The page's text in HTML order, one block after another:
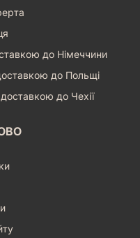
до Німеччини
доставкою до Польщі
доставкою до Чехії